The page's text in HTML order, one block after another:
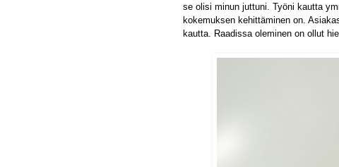
se olisi minun juttuni. Työni kautta
kokemuksen kehittäminen on.
kautta. Raadissa oleminen on ollut